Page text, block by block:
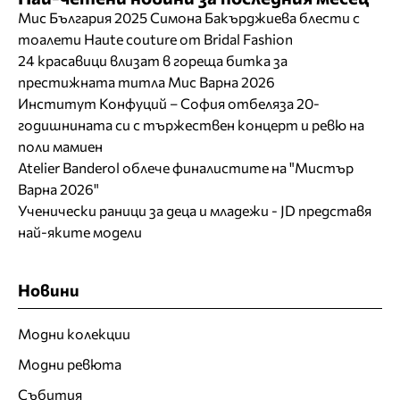
Мис България 2025 Симона Бакърджиева блести с
тоалети Haute couture от Bridal Fashion
24 красавици влизат в гореща битка за
престижната титла Мис Варна 2026
Институт Конфуций – София отбеляза 20-
годишнината си с тържествен концерт и ревю на
поли мамиен
Atelier Banderol облече финалистите на "Мистър
Варна 2026"
Ученически раници за деца и младежи - JD представя
най-яките модели
Новини
Модни колекции
Модни ревюта
Събития